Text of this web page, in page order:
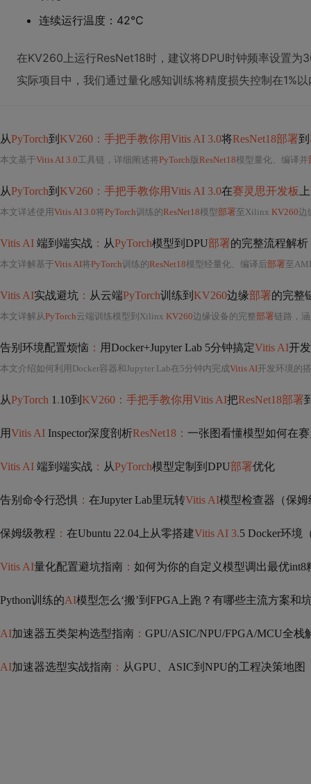
连续运行温度：42°C
在KV260上运行ResNet18时，建议将DPU时钟频率设置
实际项目中，我们通过量化感知训练将精度损失控制在1%
从PyTorch到 KV260：手把手教你用Vitis AI 3.0将ResNet18部署到
本文基于Vitis AI 3.0工具链，详细阐述将PyTorch 版ResNet18模型量化、编译并
从PyTorch到 KV260：手把手教你用Vitis AI 3.0在赛灵思开发板 上
本文详述使用Vitis AI 3.0将PyTorch训练的ResNet18模型部署至Xilinx KV260边
Vitis AI 端到端实战 ： 从PyTorch模型到DPU部署的完整流程解析
本文详解基于Vitis AI将PyTorch训练的ResNet18模型经量化、编译后部署至
Vitis AI实战避坑 ： 从云端PyTorch训练到 KV260边缘部署的完整
本文详解从PyTorch云端训练模型到Xilinx KV260边缘设备的完整部署链路，
告别环境配置烦恼 ： 用Docker+Jupyter Lab 5分钟搞定Vitis AI开
本文介绍如何利用Docker容器和Jupyter Lab在5分钟内完成Vitis AI开发环境的
从PyTorch 1 .10到 KV260：手把手教你用Vitis AI把ResNet18部署
用Vitis AI Inspector深度剖析ResNet18： 一张图看懂模型如何在
Vitis AI 端到端实战 ： 从PyTorch模型定制到DPU部署优化
告别命令行恐惧 ： 在Jupyter Lab里玩转Vitis AI模型检查器（保
保姆级教程 ： 在Ubuntu 22.04上从零搭建Vitis AI 3.5 Docker环境
Vitis AI量化配置避坑指南 ： 如何为你的自定义模型调出最优int8
Python训练的AI模型怎么‘搬’到FPGA上跑？有哪些主流方案和
AI加速器五类架构选型指南 ： GPU/ASIC/NPU/FPGA/MCU全栈
AI加速器选型实战指南 ： 从GPU、ASIC到NPU的工程决策地图